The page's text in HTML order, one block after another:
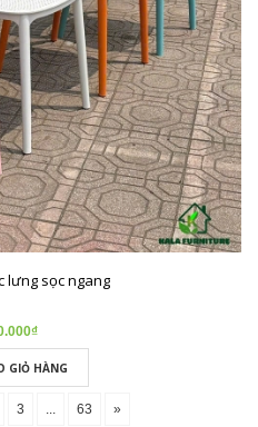
lưng sọc ngang
GIỎ HÀNG
3 ... 63 »